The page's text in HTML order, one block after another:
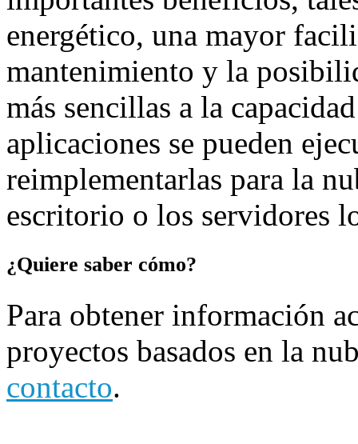
energético, una mayor
mantenimiento y la
más sencillas a la
aplicaciones se pueden
reimplementarlas para la
escritorio o los servidores
¿Quiere saber cómo?
Para obtener información
proyectos basados en la
contacto.